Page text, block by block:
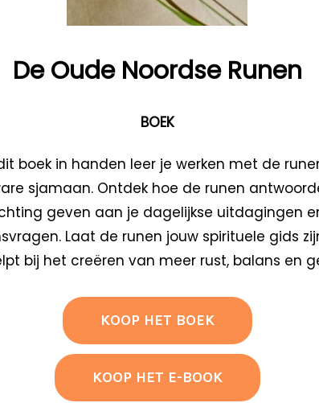
De Oude Noordse Runen
BOEK
boek in handen leer je werken met de
sjamaan. Ontdek hoe de runen
geven aan je dagelijkse uitdagingen
Laat de runen jouw spirituele gids
bij het creëren van meer rust, balans en
KOOP HET BOEK
KOOP HET E-BOOK